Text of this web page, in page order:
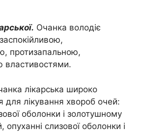
Очанка володіє
протизапальною,
властивостями.
лікарська широко
для лікування хвороб очей:
оболонки і золотушному
опуханні слизової оболонки і